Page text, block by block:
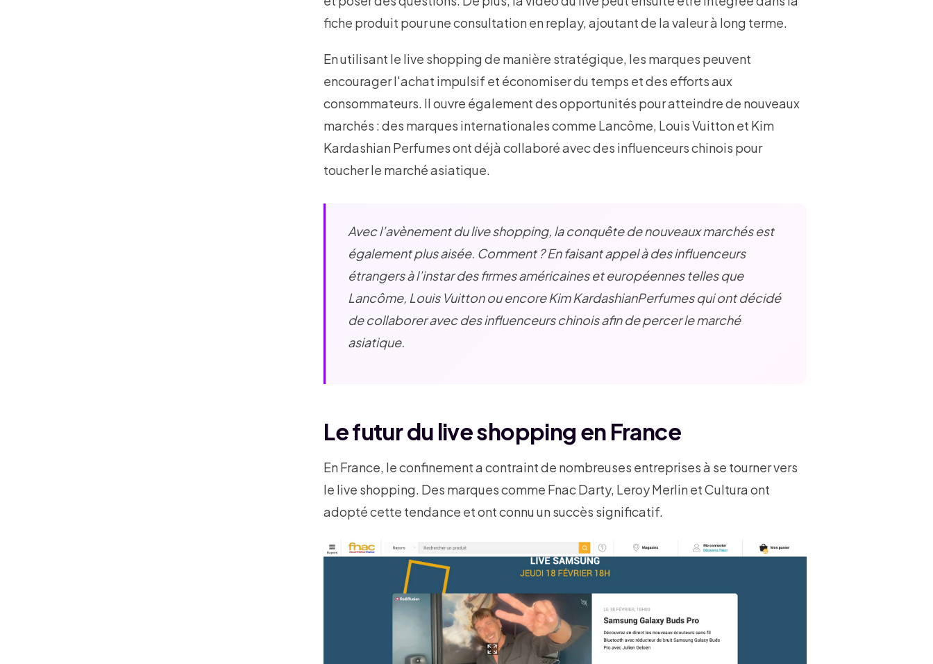
fiche produit pour une consultation en replay, ajoutant de la valeur à long terme.
En utilisant le live shopping de manière stratégique, les marques peuvent
encourager l'achat impulsif et économiser du temps et des efforts aux
consommateurs. Il ouvre également des opportunités pour atteindre de nouveaux
marchés : des marques internationales comme Lancôme, Louis Vuitton et Kim
Kardashian Perfumes ont déjà collaboré avec des influenceurs chinois pour
toucher le marché asiatique.
Avec l’avènement du live shopping, la conquête de nouveaux marchés est
également plus aisée. Comment ? En faisant appel à des influenceurs
étrangers à l’instar des firmes américaines et européennes telles que
Lancôme, Louis Vuitton ou encore Kim KardashianPerfumes qui ont décidé
de collaborer avec des influenceurs chinois afin de percer le marché
asiatique.
Le futur du live shopping en France
En France, le confinement a contraint de nombreuses entreprises à se tourner vers
le live shopping. Des marques comme Fnac Darty, Leroy Merlin et Cultura ont
adopté cette tendance et ont connu un succès significatif.